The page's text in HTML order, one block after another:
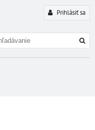
Prihlásiť sa